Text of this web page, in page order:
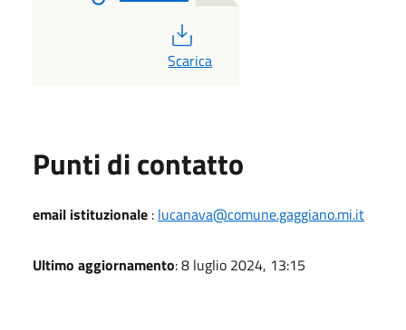
PDF
Scarica
Punti di contatto
email istituzionale : lucanava@comune.gaggiano.mi.it
Ultimo aggiornamento: 8 luglio 2024, 13:15